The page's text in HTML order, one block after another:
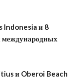
Indonesia и 8
международных
и Oberoi Beach